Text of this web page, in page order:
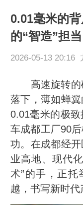
0.01毫米的
的“智造”担当
2026-05-13 20:16
高速旋转
落下，薄如蝉
0.01毫米的极
车成都工厂90
功。在成都经
业高地、现代
术”的手，正托
越，书写新时代